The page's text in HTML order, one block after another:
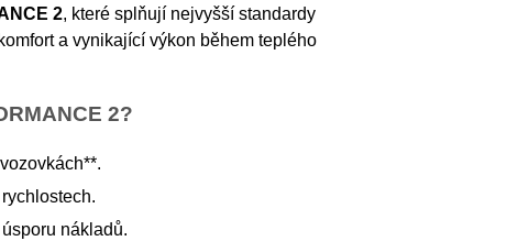
2, které splňují nejvyšší standardy
a vynikající výkon během teplého
2?
nákladů.